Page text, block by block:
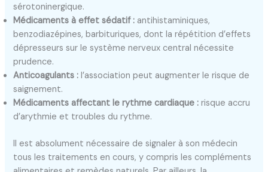
sérotoninergique.
Médicaments à effet sédatif : antihistaminiques,
benzodiazépines, barbituriques, dont la répétition d’effets
dépresseurs sur le système nerveux central nécessite
prudence.
Anticoagulants : l’association peut augmenter le risque de
saignement.
Médicaments affectant le rythme cardiaque : risque accru
d’arythmie et troubles du rythme.
Il est absolument nécessaire de signaler à son médecin
tous les traitements en cours, y compris les compléments